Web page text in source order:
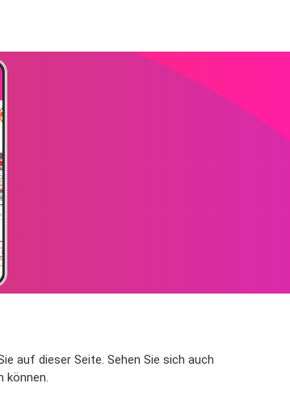
auf dieser Seite. Sehen Sie sich auch
können.